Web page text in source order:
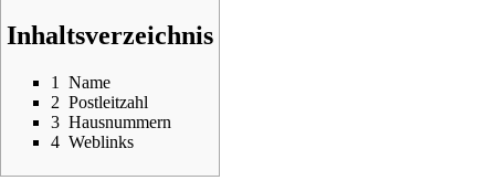
Inhaltsverzeichnis
1
Name
2 Postleitzahl
3 Hausnummern
4 Weblinks